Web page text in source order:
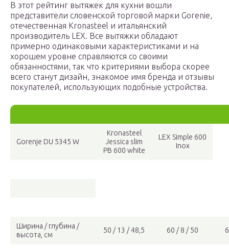
В этот рейтинг вытяжек для кухни вошли
представители словенской торговой марки Gorenie,
отечественная Kronasteel и итальянский
производитель LEX. Все вытяжки обладают
примерно одинаковыми характеристиками и на
хорошем уровне справляются со своими
обязанностями, так что критериями выбора скорее
всего станут дизайн, знакомое имя бренда и отзывы
покупателей, использующих подобные устройства.
Gorenje DU 5345 W
Kronasteel
Jessica slim
PB 600 white
LEX Simple 600
Inox
Ширина / глубина /
высота, см
50 / 13 / 48,5 60 / 8 / 50